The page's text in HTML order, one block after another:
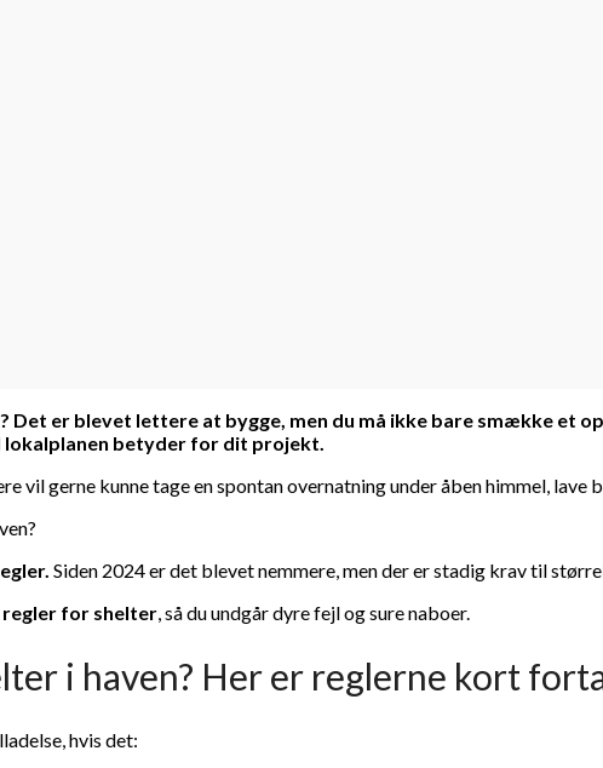
Det er blevet lettere at bygge, men du må ikke bare smække et
lokalplanen betyder for dit projekt.
vil gerne kunne tage en spontan overnatning under åben himmel,
Siden 2024 er det blevet nemmere, men der er stadig krav til
regler for shelter, så du undgår dyre fejl og sure naboer.
i haven? Her er reglerne kort
hvis det: